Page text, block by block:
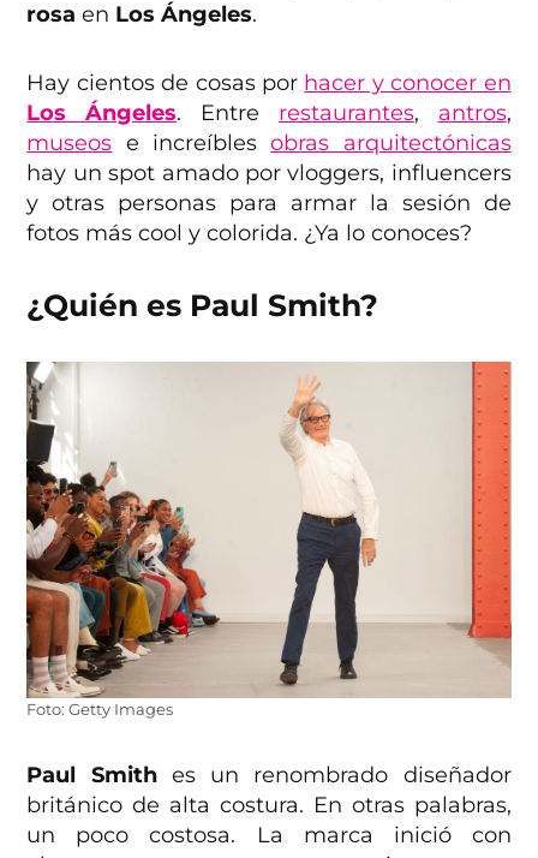
rosa en Los Ángeles.
Hay cientos de cosas por hacer y conocer en
Los Ángeles. Entre restaurantes, antros,
museos e increíblesobras arquitectónicas
hay un spot amado por vloggers, influencers
y otras personas para armar la sesión de
fotos más cool y colorida. ¿Ya lo conoces?
¿Quién es Paul Smith?
Foto: Getty Images
Paul Smithes un renombrado diseñador
británico de alta costura. En otras palabras,
un poco costosa. La marca inició con